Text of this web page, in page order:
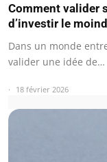
Comment valider
d’investir le
Dans un monde
valider une idée de…
18 février 2026